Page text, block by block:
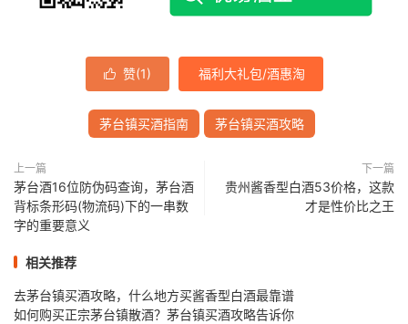
 赞(1) 福利大礼包/酒惠淘
茅台镇买酒指南 茅台镇买酒攻略
上一篇
茅台酒16位防伪码查询，茅台酒
背标条形码(物流码)下的一串数
字的重要意义
下一篇
贵州酱香型白酒53价格，这款
才是性价比之王
相关推荐
去茅台镇买酒攻略，什么地方买酱香型白酒最靠谱
如何购买正宗茅台镇散酒？茅台镇买酒攻略告诉你